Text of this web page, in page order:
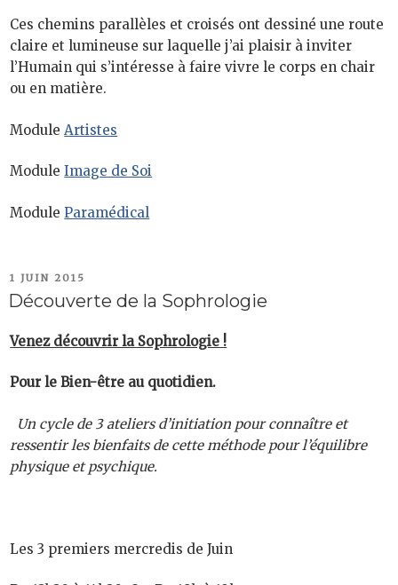
Ces chemins parallèles et croisés ont dessiné une route
claire et lumineuse sur laquelle j’ai plaisir à inviter
l’Humain qui s’intéresse à faire vivre le corps en chair
ou en matière.
Module Artistes
ModuleImage de Soi
ModuleParamédical
PUBLIÉ
LE
1 JUIN 2015
Découverte de la Sophrologie
Venez découvrir la Sophrologie !
Pour le Bien-être au quotidien.
Un cycle de 3 ateliers d’initiation pour connaître et
ressentir les bienfaits de cette méthode pour l’équilibre
physique et psychique.
Les 3 premiers mercredis de Juin